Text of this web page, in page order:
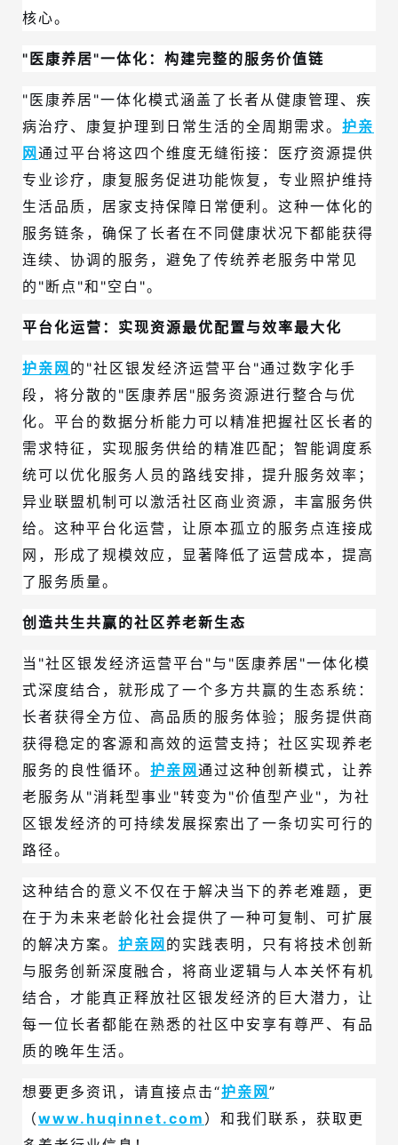
核心。
"医康养居"一体化：构建完整的服务价值链
"医康养居"一体化模式涵盖了长者从健康管理、疾
病治疗、康复护理到日常生活的全周期需求。 护亲
网通过平台将这四个维度无缝衔接：医疗资源提供
专业诊疗，康复服务促进功能恢复，专业照护维持
生活品质，居家支持保障日常便利。这种一体化的
服务链条，确保了长者在不同健康状况下都能获得
连续、协调的服务，避免了传统养老服务中常见
的"断点"和"空白"。
平台化运营：实现资源最优配置与效率最大化
护亲网的"社区银发经济运营平台"通过数字化手
段，将分散的"医康养居"服务资源进行整合与优
化。平台的数据分析能力可以精准把握社区长者的
需求特征，实现服务供给的精准匹配；智能调度系
统可以优化服务人员的路线安排，提升服务效率；
异业联盟机制可以激活社区商业资源，丰富服务供
给。这种平台化运营，让原本孤立的服务点连接成
网，形成了规模效应，显著降低了运营成本，提高
了服务质量。
创造共生共赢的社区养老新生态
当"社区银发经济运营平台"与"医康养居"一体化模
式深度结合，就形成了一个多方共赢的生态系统：
长者获得全方位、高品质的服务体验；服务提供商
获得稳定的客源和高效的运营支持；社区实现养老
服务的良性循环。 护亲网通过这种创新模式，让养
老服务从"消耗型事业"转变为"价值型产业"，为社
区银发经济的可持续发展探索出了一条切实可行的
路径。
这种结合的意义不仅在于解决当下的养老难题，更
在于为未来老龄化社会提供了一种可复制、可扩展
的解决方案。 护亲网的实践表明，只有将技术创新
与服务创新深度融合，将商业逻辑与人本关怀有机
结合，才能真正释放社区银发经济的巨大潜力，让
每一位长者都能在熟悉的社区中安享有尊严、有品
质的晚年生活。
想要更多资讯，请直接点击“护亲网”
（www.huqinnet.com ）和我们联系，获取更